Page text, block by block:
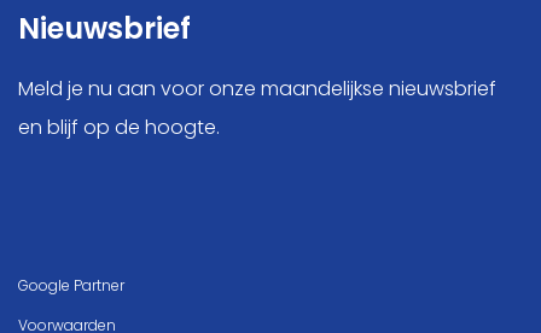
Nieuwsbrief
Meld je nu aan voor onze maandelijkse nieuwsbrief
en blijf op de hoogte.
Google Partner
Voorwaarden